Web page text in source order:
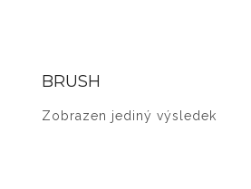
BRUSH
Zobrazen jediný výsledek